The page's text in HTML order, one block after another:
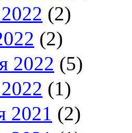
(2)
(2)
2022 (5)
(1)
2021 (2)